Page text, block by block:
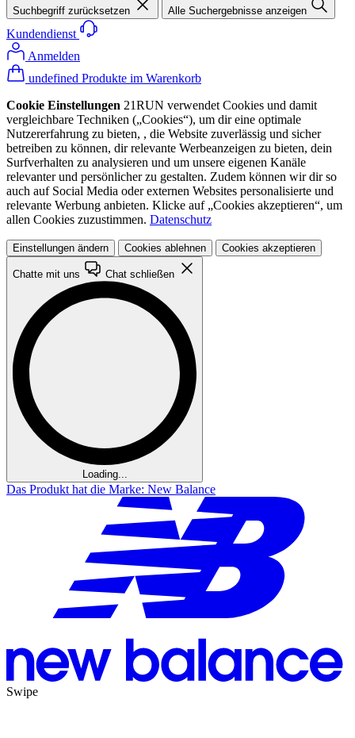
Suchbegriff zurücksetzen Alle Suchergebnisse anzeigen
Kundendienst
Anmelden
undefined Produkte im Warenkorb
Cookie Einstellungen 21RUN verwendet Cookies und damit
vergleichbare Techniken („Cookies“), um dir eine optimale
Nutzererfahrung zu bieten, , die Website zuverlässig und sicher
betreiben zu können, dir relevante Werbeanzeigen zu bieten, dein
Surfverhalten zu analysieren und um unsere eigenen Kanäle
relevanter und persönlicher zu gestalten. Zudem können wir dir so
auch auf Social Media oder externen Websites personalisierte und
relevante Werbung anbieten. Klicke auf „Cookies akzeptieren“, um
allen Cookies zuzustimmen. Datenschutz
Einstellungen ändern Cookies ablehnen Cookies akzeptieren
Chatte mit uns Chat schließen
Loading...
Das Produkt hat die Marke: New Balance
Swipe